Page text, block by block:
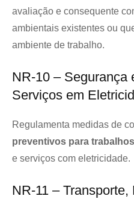
avaliação e consequente
ambientais existentes ou
ambiente de trabalho.
NR-10 – Segurança
Serviços em
Regulamenta medidas de
preventivos para
e serviços com eletricidade.
NR-11 –